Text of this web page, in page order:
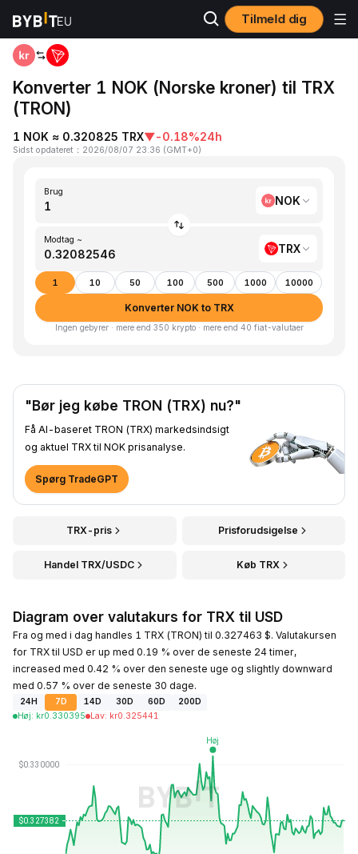
Tilmeld dig
Hjem NOK to TRX
Konverter 1 NOK (Norske kroner) til TRX
(TRON)
1 NOK ≈ 0.320825 TRX▼-0.18%24h
Sidst opdateret ： 2026/08/07 23:36 (GMT+0)
Brug
NOK
Modtag ~
TRX
1 10 50 100 500 1000 10000
Konverter NOK to TRX
Ingen gebyrer · mere end 350 krypto · mere end 40 fiat-valutaer
"Bør jeg købe TRON (TRX) nu?"
Få AI-baseret TRON (TRX) markedsindsigt
og aktuel TRX til NOK prisanalyse.
Spørg TradeGPT
TRX-pris Prisforudsigelse
Handel TRX/USDC Køb TRX
Diagram over valutakurs for TRX til USD
Fra og med i dag handles 1 TRX (TRON) til 0.327463 $. Valutakursen
for TRX til USD er up med 0.19 % over de seneste 24 timer,
increased med 0.42 % over den seneste uge og slightly downward
med 0.57 % over de seneste 30 dage.
24H 7D 14D 30D 60D
200D
Høj: kr0.330395 Lav: kr0.325441